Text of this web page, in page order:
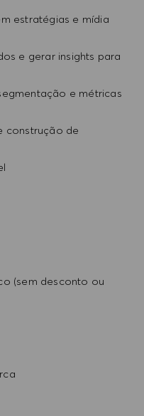
estratégias e mídia
e gerar insights para
e métricas
construção de
(sem desconto ou